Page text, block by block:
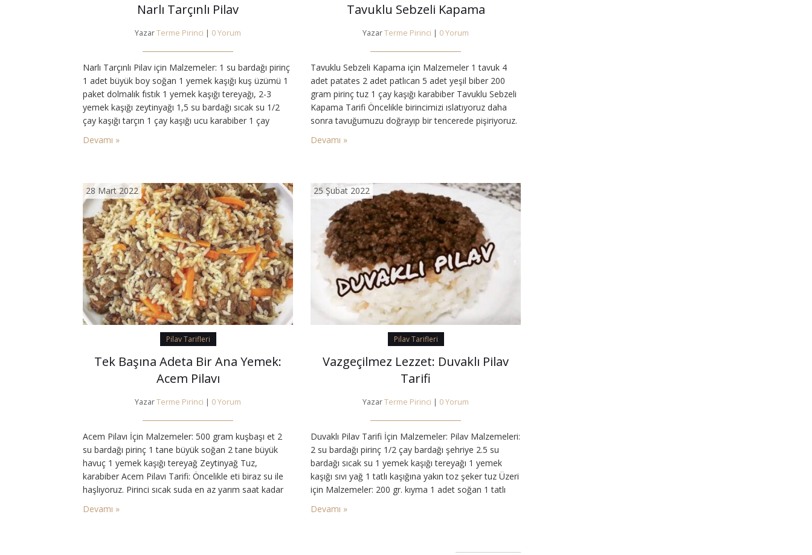
Narlı Tarçınlı Pilav
YazarTerme Pirinci | 0 Yorum
Narlı Tarçınlı Pilav için Malzemeler: 1 su bardağı pirinç
1 adet büyük boy soğan 1 yemek kaşığı kuş üzümü 1
paket dolmalık fıstık 1 yemek kaşığı tereyağı, 2-3
yemek kaşığı zeytinyağı 1,5 su bardağı sıcak su 1/2
çay kaşığı tarçın 1 çay kaşığı ucu karabiber 1 çay
avuç maydanoz…
Devamı »
Tavuklu Sebzeli Kapama
YazarTerme Pirinci | 0 Yorum
Tavuklu Sebzeli Kapama için Malzemeler 1 tavuk 4
adet patates 2 adet patlıcan 5 adet yeşil biber 200
gram pirinç tuz 1 çay kaşığı karabiber Tavuklu Sebzeli
Kapama Tarifi Öncelikle birincimizi ıslatıyoruz daha
sonra tavuğumuzu doğrayıp bir tencerede pişiriyoruz.
sonra derin bir tencerede sırasıyla tavuk, patates,
Devamı »
28 Mart 2022
Pilav Tarifleri
Tek Başına Adeta Bir Ana Yemek:
Acem Pilavı
YazarTerme Pirinci | 0 Yorum
Acem Pilavı İçin Malzemeler: 500 gram kuşbaşı et 2
su bardağı pirinç 1 tane büyük soğan 2 tane büyük
havuç 1 yemek kaşığı tereyağ Zeytinyağ Tuz,
karabiber Acem Pilavı Tarifi: Öncelikle eti biraz su ile
haşlıyoruz. Pirinci sıcak suda en az yarım saat kadar
doğruyoruz. Havuçları da kibrit çöpü şeklinde
Devamı »
25 Şubat 2022
Pilav Tarifleri
Vazgeçilmez Lezzet: Duvaklı Pilav
Tarifi
YazarTerme Pirinci | 0 Yorum
Duvaklı Pilav Tarifi İçin Malzemeler: Pilav Malzemeleri:
2 su bardağı pirinç 1/2 çay bardağı şehriye 2.5 su
bardağı sıcak su 1 yemek kaşığı tereyağı 1 yemek
kaşığı sıvı yağ 1 tatlı kaşığına yakın toz şeker tuz Üzeri
için Malzemeler: 200 gr. kıyma 1 adet soğan 1 tatlı
Duvaklı Pilav Pirinçleri…
Devamı »